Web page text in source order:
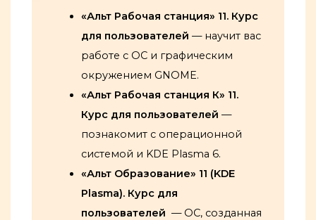
«Альт Рабочая станция» 11. Курс
для пользователей — научит вас
работе с ОС и графическим
окружением GNOME.
«Альт Рабочая станция К» 11.
Курс для пользователей —
познакомит с операционной
системой и KDE Plasma 6.
«Альт Образование» 11 (KDE
Plasma). Курс для
пользователей — ОС, созданная